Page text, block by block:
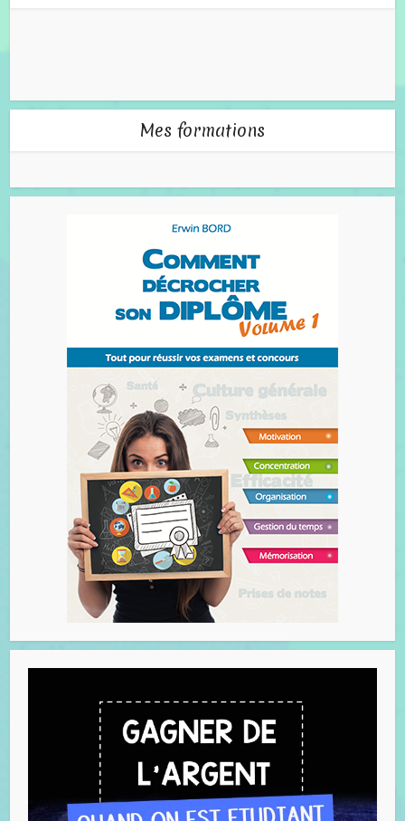
Mes formations